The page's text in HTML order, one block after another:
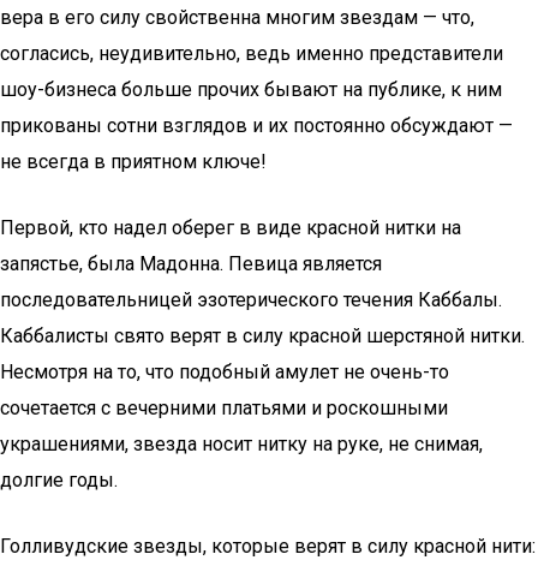
вера в его силу свойственна многим звездам — что,
согласись, неудивительно, ведь именно представители
шоу-бизнеса больше прочих бывают на публике, к ним
прикованы сотни взглядов и их постоянно обсуждают —
не всегда в приятном ключе!
Первой, кто надел оберег в виде красной нитки на
запястье, была Мадонна. Певица является
последовательницей эзотерического течения Каббалы.
Каббалисты свято верят в силу красной шерстяной нитки.
Несмотря на то, что подобный амулет не очень-то
сочетается с вечерними платьями и роскошными
украшениями, звезда носит нитку на руке, не снимая,
долгие годы.
Голливудские звезды, которые верят в силу красной нити: